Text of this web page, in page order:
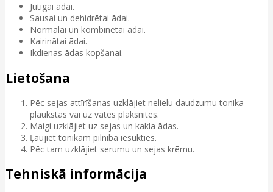
Jutīgai ādai.
Sausai un dehidrētai ādai.
Normālai un kombinētai ādai.
Kairinātai ādai.
Ikdienas ādas kopšanai.
Lietošana
Pēc sejas attīrīšanas uzklājiet nelielu daudzumu tonika
plaukstās vai uz vates plāksnītes.
Maigi uzklājiet uz sejas un kakla ādas.
Ļaujiet tonikam pilnībā iesūkties.
Pēc tam uzklājiet serumu un sejas krēmu.
Tehniskā informācija